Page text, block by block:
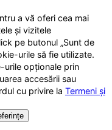
a vă oferi cea mai
și vizitele
pe butonul „Sunt de
urile să fie utilizate.
urile opționale prin
accesării sau
cu privire la Termeni și